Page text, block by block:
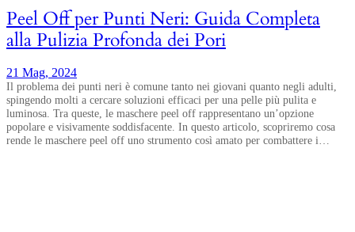
Peel Off per Punti Neri: Guida Completa
alla Pulizia Profonda dei Pori
21 Mag, 2024
Il problema dei punti neri è comune tanto nei giovani quanto negli adulti,
spingendo molti a cercare soluzioni efficaci per una pelle più pulita e
luminosa. Tra queste, le maschere peel off rappresentano un’opzione
popolare e visivamente soddisfacente. In questo articolo, scopriremo cosa
rende le maschere peel off uno strumento così amato per combattere i…